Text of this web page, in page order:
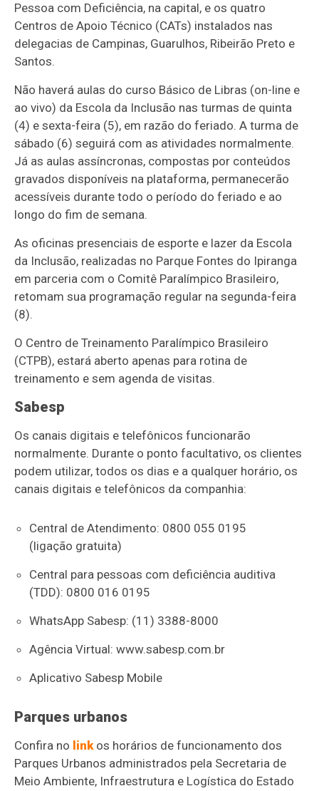
Pessoa com Deficiência, na capital, e os quatro
Centros de Apoio Técnico (CATs) instalados nas
delegacias de Campinas, Guarulhos, Ribeirão Preto e
Santos.
Não haverá aulas do curso Básico de Libras (on-line e
ao vivo) da Escola da Inclusão nas turmas de quinta
(4) e sexta-feira (5), em razão do feriado. A turma de
sábado (6) seguirá com as atividades normalmente.
Já as aulas assíncronas, compostas por conteúdos
gravados disponíveis na plataforma, permanecerão
acessíveis durante todo o período do feriado e ao
longo do fim de semana.
As oficinas presenciais de esporte e lazer da Escola
da Inclusão, realizadas no Parque Fontes do Ipiranga
em parceria com o Comitê Paralímpico Brasileiro,
retomam sua programação regular na segunda-feira
(8).
O Centro de Treinamento Paralímpico Brasileiro
(CTPB), estará aberto apenas para rotina de
treinamento e sem agenda de visitas.
Sabesp
Os canais digitais e telefônicos funcionarão
normalmente. Durante o ponto facultativo, os clientes
podem utilizar, todos os dias e a qualquer horário, os
canais digitais e telefônicos da companhia:
Central de Atendimento: 0800 055 0195
(ligação gratuita)
Central para pessoas com deficiência auditiva
(TDD): 0800 016 0195
WhatsApp Sabesp: (11) 3388-8000
Agência Virtual: www.sabesp.com.br
Aplicativo Sabesp Mobile
Parques urbanos
Confira no link os horários de funcionamento dos
Parques Urbanos administrados pela Secretaria de
Meio Ambiente, Infraestrutura e Logística do Estado